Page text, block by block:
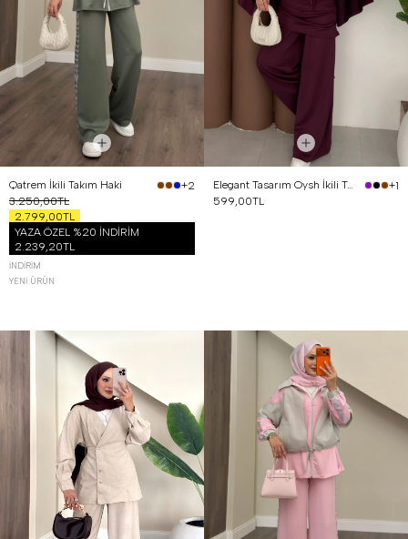
Qatrem İkili Takım Haki
+2
3.250,00TL
2.799,00TL
YAZA ÖZEL %20 İNDİRİM
2.239,20TL
İNDIRIM
YENI ÜRÜN
Elegant Tasarım Oysh İkili Takım Mürdüm
+1
599,00TL